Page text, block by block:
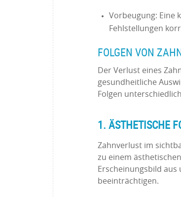
Vorbeugung: Eine
Fehlstellungen
FOLGEN VON
Der Verlust eines
gesundheitliche
Folgen
1. ÄSTHETISCHE
Zahnverlust im
zu einem
Erscheinungsbild
beeinträchtigen.